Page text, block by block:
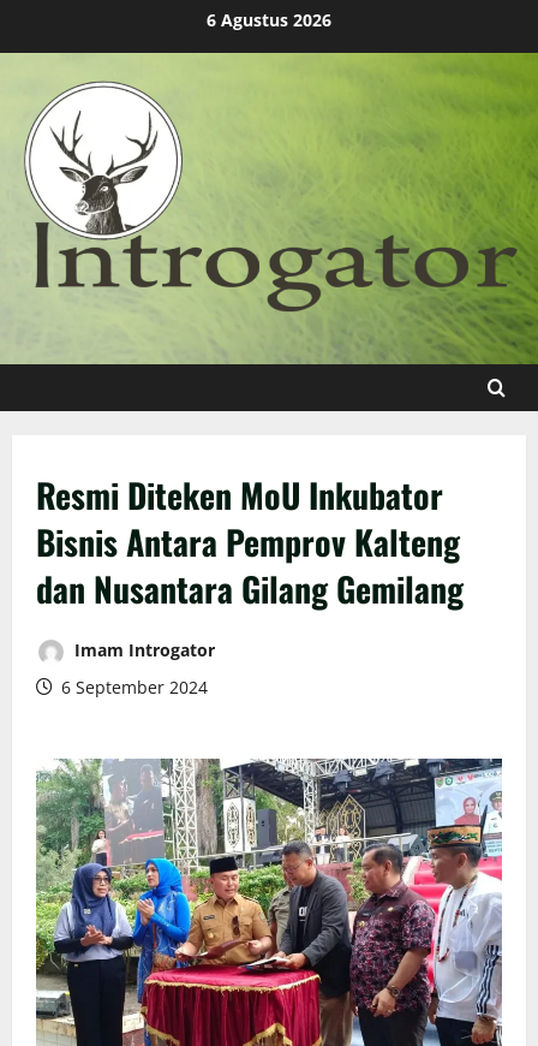
6 Agustus 2026
Resmi Diteken MoU Inkubator
Bisnis Antara Pemprov Kalteng
dan Nusantara Gilang Gemilang
Imam Introgator
6 September 2024